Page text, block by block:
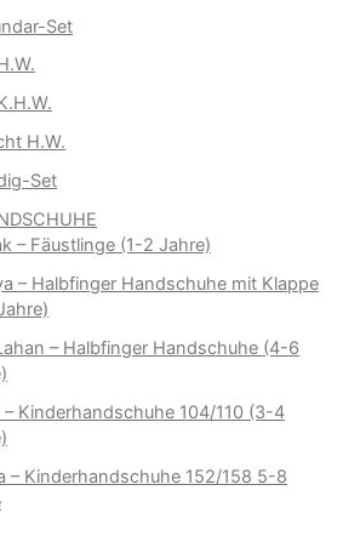
Set
H.W.
Set
– Fäustlinge (1-2 Jahre)
– Halbfinger Handschuhe mit Klappe
– Halbfinger Handschuhe (4-6
– Kinderhandschuhe 104/110 (3-4
– Kinderhandschuhe 152/158 5-8